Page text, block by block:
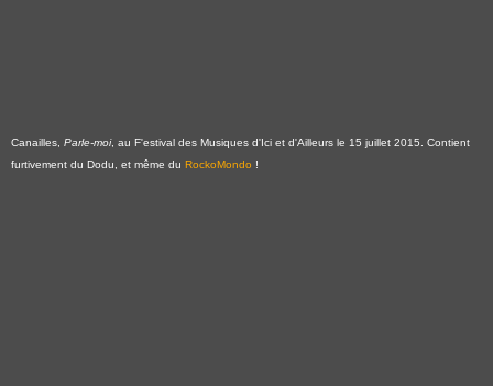
Canailles, Parle-moi, au F'estival des Musiques d'Ici et d'Ailleurs le 15 juillet 2015. Contient
furtivement du Dodu, et même du RockoMondo !